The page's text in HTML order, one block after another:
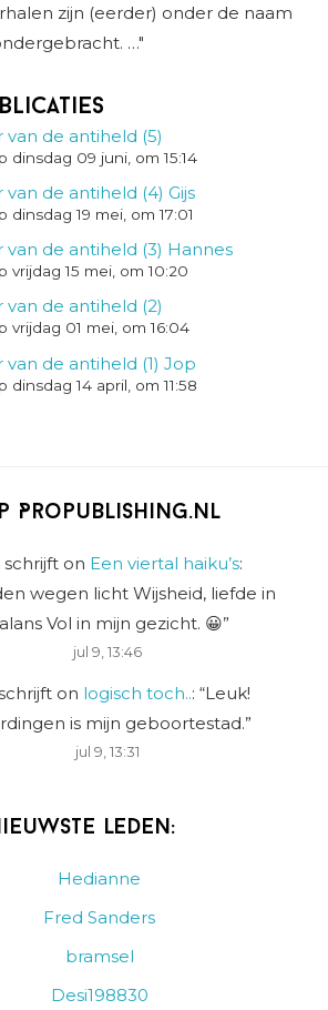
zijn (eerder) onder de naam
…"
van de antiheld (5)
dinsdag 09 juni, om 15:14
de antiheld (4) Gijs
dinsdag 19 mei, om 17:01
van de antiheld (3) Hannes
vrijdag 15 mei, om 10:20
de antiheld (2)
vrijdag 01 mei, om 16:04
de antiheld (1) Jop
dinsdag 14 april, om 11:58
Propublishing.nl
schrijft on Een viertal haiku’s:
wegen licht Wijsheid, liefde in
Vol in mijn gezicht. 😀”
jul 9, 13:46
on logisch toch..: “Leuk!
is mijn geboortestad.”
jul 9, 13:31
leden:
Hedianne
Fred Sanders
bramsel
Desi198830